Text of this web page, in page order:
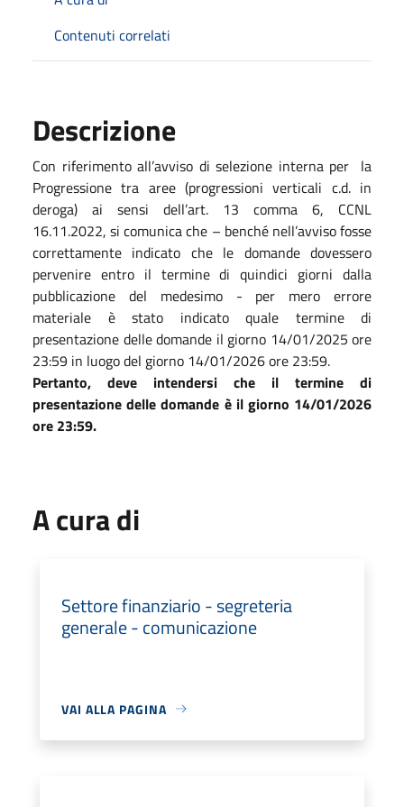
Contenuti correlati
Descrizione
Con riferimento all’avviso di selezione interna per la
Progressione tra aree (progressioni verticali c.d. in
deroga) ai sensi dell’art. 13 comma 6, CCNL
16.11.2022, si comunica che – benché nell’avviso fosse
correttamente indicato che le domande dovessero
pervenire entro il termine di quindici giorni dalla
pubblicazione del medesimo - per mero errore
materiale è stato indicato quale termine di
presentazione delle domande il giorno 14/01/2025 ore
23:59 in luogo del giorno 14/01/2026 ore 23:59.
Pertanto, deve intendersi che il termine di
presentazione delle domande è il giorno 14/01/2026
ore 23:59.
A cura di
Settore finanziario - segreteria
generale - comunicazione
VAI ALLA PAGINA